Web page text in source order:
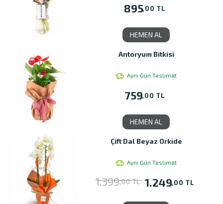
895,00 TL
HEMEN AL
Antoryum Bitkisi
Aynı Gün Teslimat
759,00 TL
HEMEN AL
Çift Dal Beyaz Orkide
Aynı Gün Teslimat
1.399,00 TL 1.249,00 TL